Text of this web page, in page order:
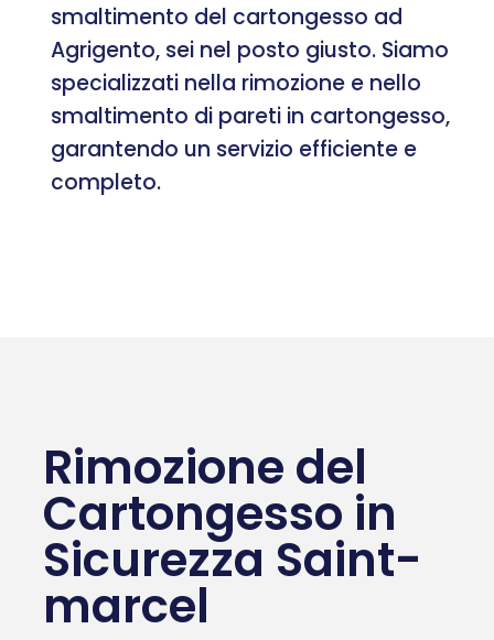
smaltimento del cartongesso ad
Agrigento, sei nel posto giusto. Siamo
specializzati nella rimozione e nello
smaltimento di pareti in cartongesso,
garantendo un servizio efficiente e
completo.
Rimozione del
Cartongesso in
Sicurezza Saint-
marcel